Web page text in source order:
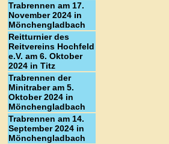
Trabrennen am 17.
November 2024 in
Mönchengladbach
Reitturnier des
Reitvereins Hochfeld
e.V. am 6. Oktober
2024 in Titz
Trabrennen der
Minitraber am 5.
Oktober 2024 in
Mönchengladbach
Trabrennen am 14.
September 2024 in
Mönchengladbach